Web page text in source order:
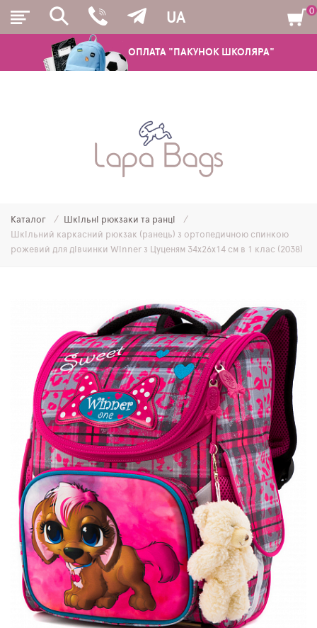
ОПЛАТА "ПАКУНОК ШКОЛЯРА"
UA
ШКІЛЬНІ РЮКЗАКИ ТА РАНЦІ
МОЛОДІЖНІ РЮКЗАКИ
ПЛЯШКИ ДЛЯ ВОДИ
DELUNE
SCHOOL STANDARD
SKYNAME
РОЗПРОДАЖ
0
Каталог
Шкільні рюкзаки та ранці
Шкільний каркасний рюкзак (ранець) з ортопедичною спинкою
рожевий для дівчинки Winner з Цуценям 34х26х14 см в 1 клас (2038)